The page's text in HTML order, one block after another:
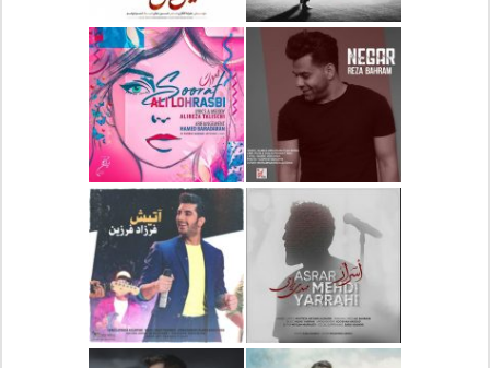
دانلود آلبوم جدید سیروان
خسروی بنام مونولوگ
دانلود آهنگ جدید علیرضا
قربانی بنام خیال خوش
دانلود آهنگ جدید رضا
بهرام بنام نگار
دانلود آهنگ جدید علی
لهراسبی بنام صورت